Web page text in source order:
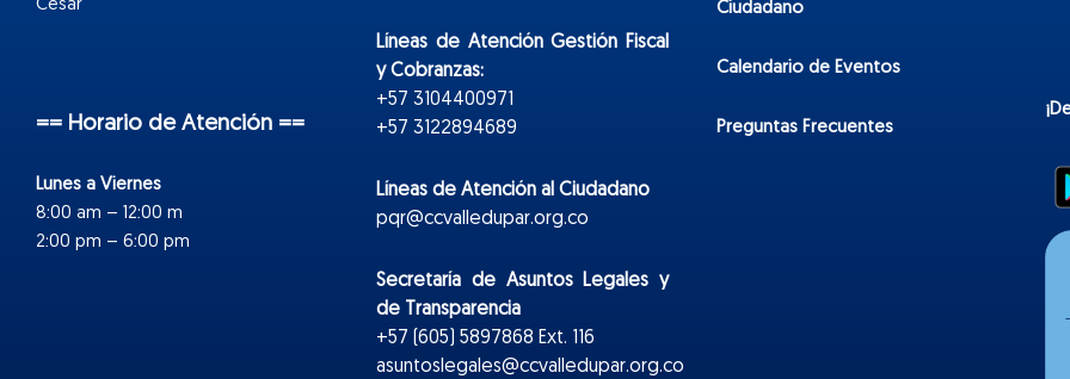
Cesar
== Horario de Atención ==
Lunes a Viernes
8:00 am – 12:00 m
2:00 pm – 6:00 pm
Líneas de Atención Gestión Fiscal
y Cobranzas:
+57 3104400971
+57 3122894689
Líneas de Atención al Ciudadano
pqr@ccvalledupar.org.co
Secretaría de Asuntos Legales y
de Transparencia
+57 (605) 5897868 Ext. 116
asuntoslegales@ccvalledupar.org.co
Ciudadano
Calendario de Eventos
Preguntas Frecuentes